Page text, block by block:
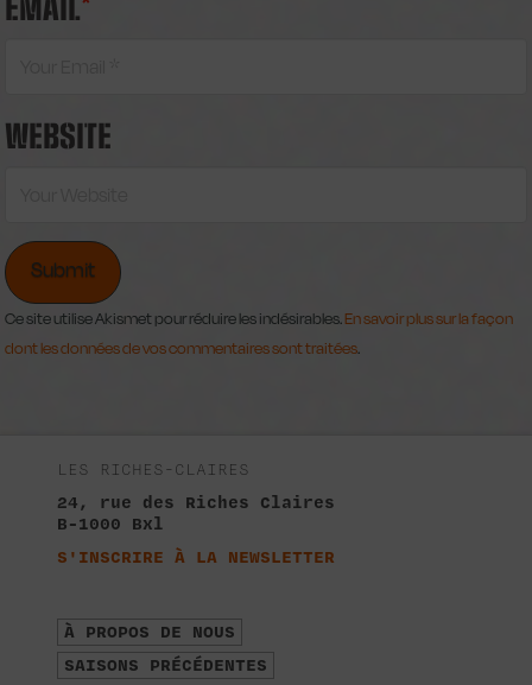
EMAIL*
WEBSITE
Ce site utilise Akismet pour réduire les indésirables. En savoir plus sur la façon
dont les données de vos commentaires sont traitées
LES RICHES-CLAIRES
24, rue des Riches Claires
B-1000 Bxl
S'INSCRIRE À LA NEWSLETTER
À PROPOS DE NOUS
SAISONS PRÉCÉDENTES